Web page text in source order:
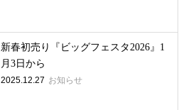
新春初売り『ビッグフェスタ2026』1
月3日から
2025.12.27 お知らせ